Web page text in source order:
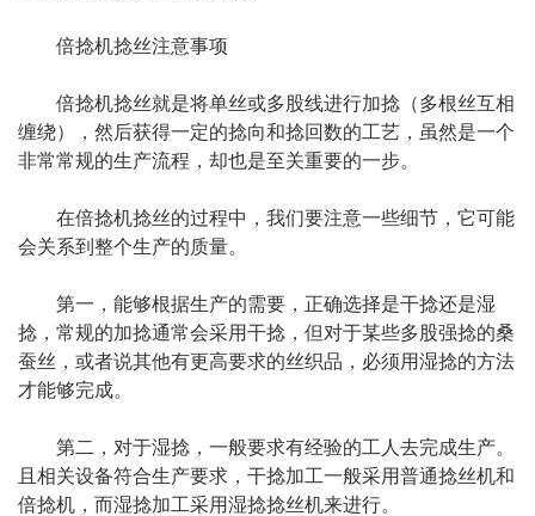
倍捻机捻丝注意事项
倍捻机捻丝就是将单丝或多股线进行加捻（多根丝互相
缠绕），然后获得一定的捻向和捻回数的工艺，虽然是一个
非常常规的生产流程，却也是至关重要的一步。
在倍捻机捻丝的过程中，我们要注意一些细节，它可能
会关系到整个生产的质量。
第一，能够根据生产的需要，正确选择是干捻还是湿
捻，常规的加捻通常会采用干捻，但对于某些多股强捻的桑
蚕丝，或者说其他有更高要求的丝织品，必须用湿捻的方法
才能够完成。
第二，对于湿捻，一般要求有经验的工人去完成生产。
且相关设备符合生产要求，干捻加工一般采用普通捻丝机和
倍捻机，而湿捻加工采用湿捻捻丝机来进行。